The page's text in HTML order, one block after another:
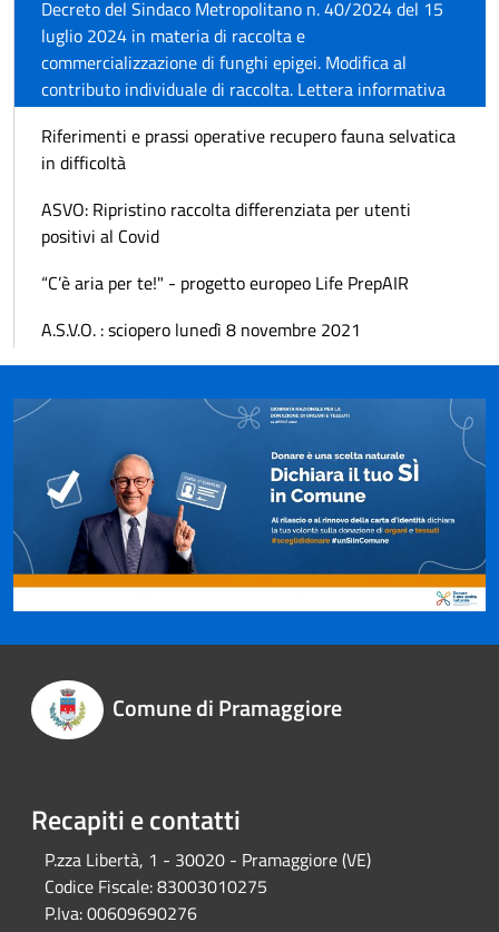
Decreto del Sindaco Metropolitano n. 40/2024 del 15
luglio 2024 in materia di raccolta e
commercializzazione di funghi epigei. Modifica al
contributo individuale di raccolta. Lettera informativa
Riferimenti e prassi operative recupero fauna selvatica
in difficoltà
ASVO: Ripristino raccolta differenziata per utenti
positivi al Covid
“C’è aria per te!" - progetto europeo Life PrepAIR
A.S.V.O. : sciopero lunedì 8 novembre 2021
Comune di Pramaggiore
Recapiti e contatti
P.zza Libertà, 1 - 30020 - Pramaggiore (VE)
Codice Fiscale:83003010275
P.Iva:00609690276